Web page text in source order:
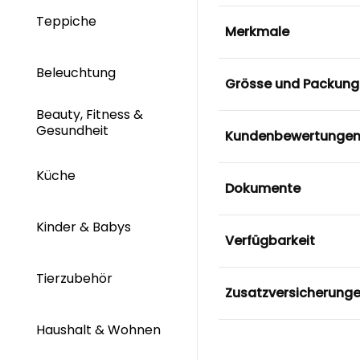
Teppiche
Beleuchtung
Beauty, Fitness &
Gesundheit
Küche
Kinder & Babys
Tierzubehör
Haushalt & Wohnen
Merkmale
Grösse und Packung
Kundenbewertungen
Dokumente
Verfügbarkeit